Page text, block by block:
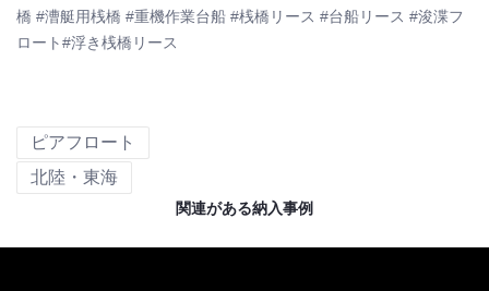
橋 #漕艇用桟橋 #重機作業台船 #桟橋リース #台船リース #浚渫フ
ロート#浮き桟橋リース
ピアフロート
北陸・東海
関連がある納入事例